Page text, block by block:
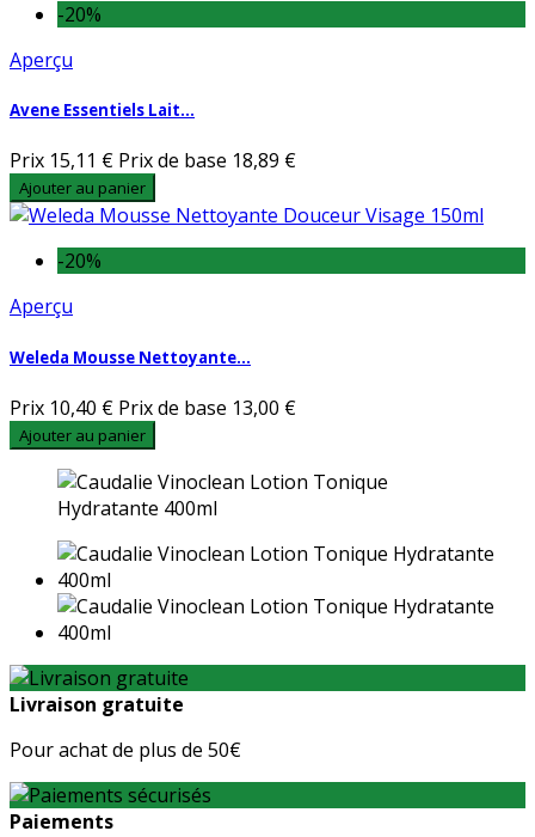
-20%
Aperçu
Avene Essentiels Lait...
Prix 15,11 € Prix de base 18,89 €
Ajouter au panier
-20%
Aperçu
Weleda Mousse Nettoyante...
Prix 10,40 € Prix de base 13,00 €
Ajouter au panier
Livraison gratuite
Pour achat de plus de 50€
Paiements